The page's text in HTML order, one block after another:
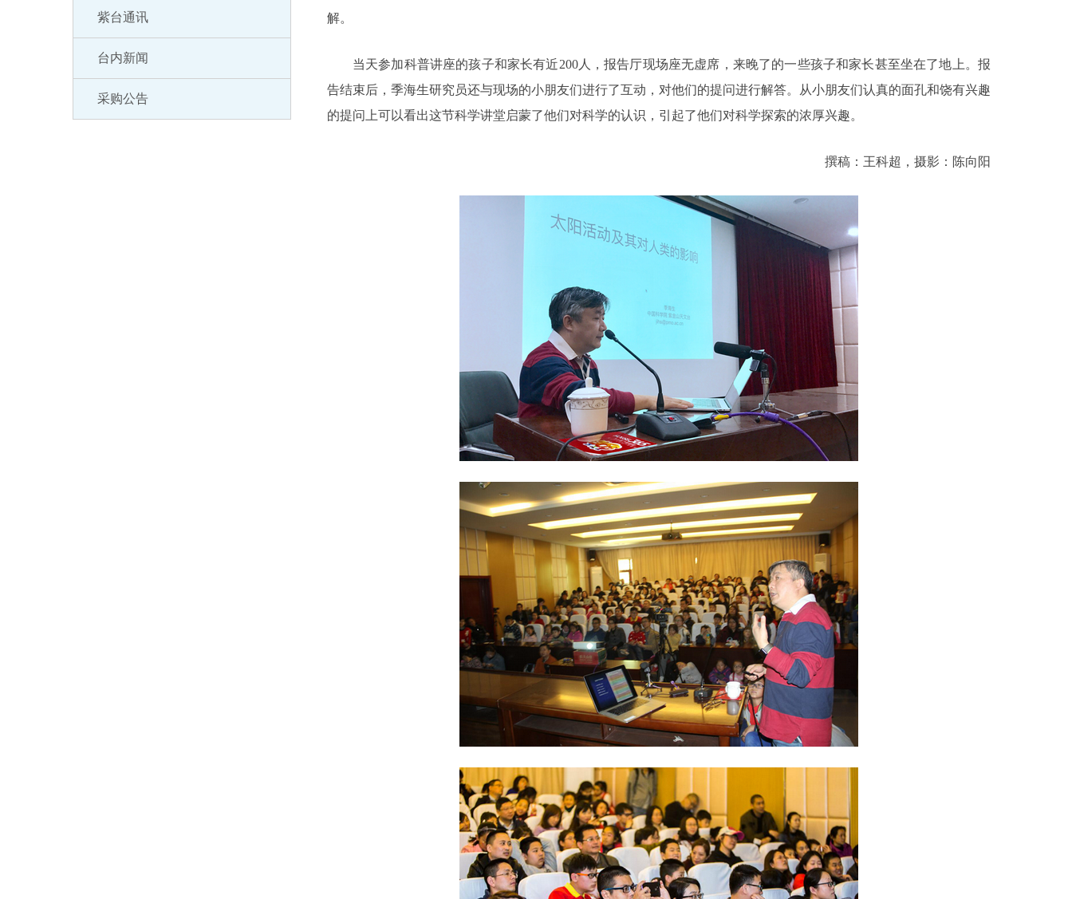
紫台通讯
台内新闻
采购公告
解。
当天参加科普讲座的孩子和家长有近200人，报告厅现场座无虚席，来晚了的一些孩子和家长甚至坐在了地上。报
告结束后，季海生研究员还与现场的小朋友们进行了互动，对他们的提问进行解答。从小朋友们认真的面孔和饶有兴趣
的提问上可以看出这节科学讲堂启蒙了他们对科学的认识，引起了他们对科学探索的浓厚兴趣。
撰稿：王科超，摄影：陈向阳